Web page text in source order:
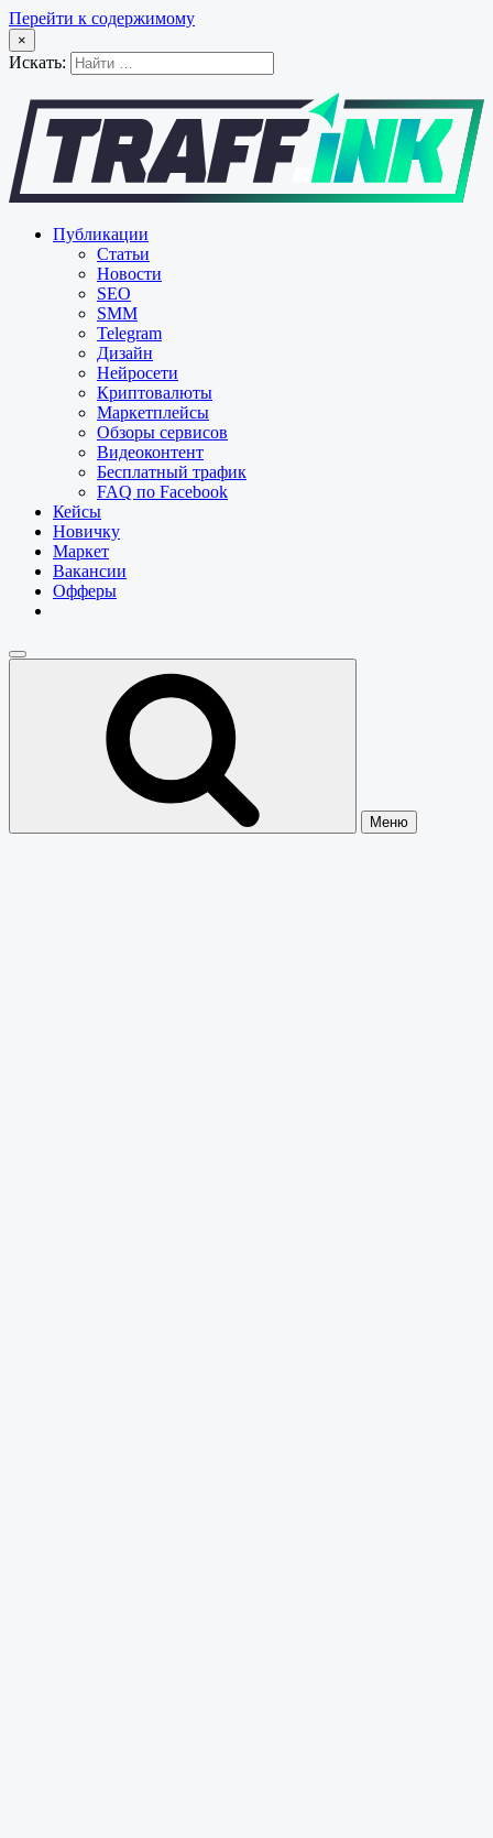
Перейти к содержимому
×
Искать:
Публикации
Статьи
Новости
SEO
SMM
Telegram
Дизайн
Нейросети
Криптовалюты
Маркетплейсы
Обзоры сервисов
Видеоконтент
Бесплатный трафик
FAQ по Facebook
Кейсы
Новичку
Маркет
Вакансии
Офферы
Меню